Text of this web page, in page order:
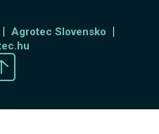
Agrotec Slovensko